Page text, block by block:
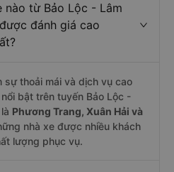
nào từ Bảo Lộc - Lâm
đánh giá cao
sự thoải mái và dịch vụ cao
bật trên tuyến Bảo Lộc -
Phương Trang, Xuân Hải và
nhà xe được nhiều khách
lượng phục vụ.